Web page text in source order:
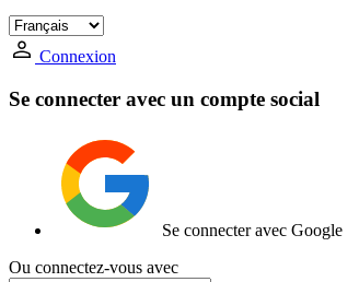
Connexion
Se connecter avec un compte social
Se connecter avec Google
Ou connectez-vous avec